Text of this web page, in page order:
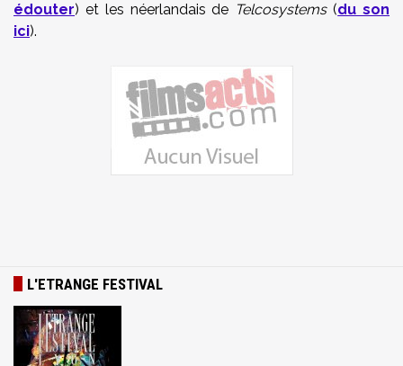
édouter) et les néerlandais de Telcosystems(du son
ici).
L'ETRANGE FESTIVAL